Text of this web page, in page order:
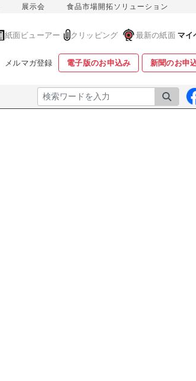
展示会 食品市場開拓ソリューション
紙面ビューアー クリッピング 最新の紙面 マイ
メルマガ登録 電子版のお申込み 新聞のお申
検索